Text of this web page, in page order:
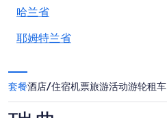
哈兰省
耶姆特兰省
北博滕省
套餐酒店/住宿机票旅游活动游轮租车